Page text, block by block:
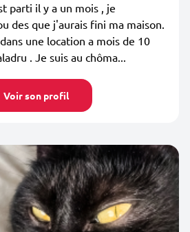
parti il y a un mois , je
des que j'aurais fini ma maison.
une location a mois de 10
. Je suis au chôma...
Voir son profil